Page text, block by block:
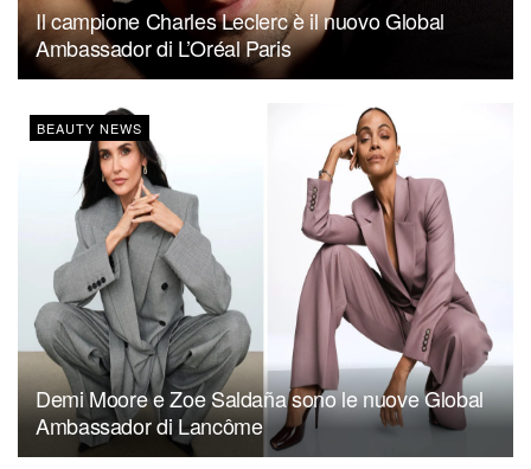
Il campione Charles Leclerc è il nuovo Global
Ambassador di L’Oréal Paris
BEAUTY NEWS
Demi Moore e Zoe Saldaña sono le nuove Global
Ambassador di Lancôme